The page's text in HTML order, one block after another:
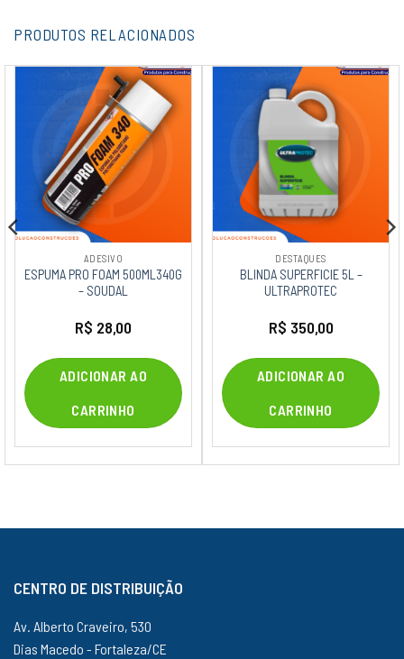
PRODUTOS RELACIONADOS
ADESIVO
ESPUMA PRO FOAM 500ML340G
– SOUDAL
R$ 28,00
ADICIONAR AO
CARRINHO
DESTAQUES
BLINDA SUPERFICIE 5L –
ULTRAPROTEC
R$ 350,00
ADICIONAR AO
CARRINHO
CENTRO DE DISTRIBUIÇÃO
Av. Alberto Craveiro, 530
Dias Macedo - Fortaleza/CE